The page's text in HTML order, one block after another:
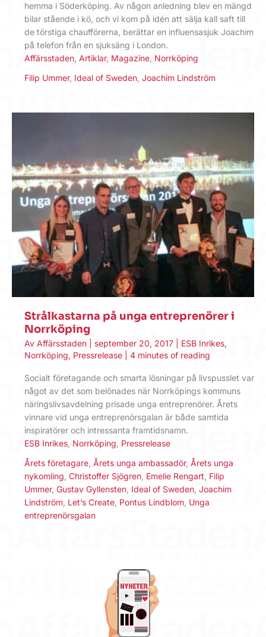
hemma i Söderköping. Av någon anledning blev en mängd
bilar stående i kö, och vi kom på idén att sälja kall saft till
de törstiga chaufförerna, berättar en influensasjuk Joachim
på telefon från en sjuksäng i London.
Affärsstaden Artiklar, Magazine Norrköping
Filip Ummer, Ideal of Sweden Joachim Lindström
Strålkastarna på unga entreprenörer i
Norrköping
Av Affärsstaden september 20, 2017 ESB Inrikes,
Norrköping, Pressrelease 4 minutes of reading
Socialt företagande och smarta lösningar på livspusslet var
något av det som belönades när Norrköpings kommuns
näringslivsavdelning prisade unga entreprenörer. Årets
vinnare vid unga entreprenörsgalan är både samtida
inspiratörer och intressanta framtidsnamn.
ESB Inrikes Norrköping Pressrelease
Årets företagare Årets unga ambassadör, Årets unga
nykomling Christoffer Sjögren Emelie Rengart Filip
Ummer, Gustav Gyllensten Ideal of Sweden Joachim
Lindström Let’s Create Pontus Lindblom Unga
entreprenörsgalan